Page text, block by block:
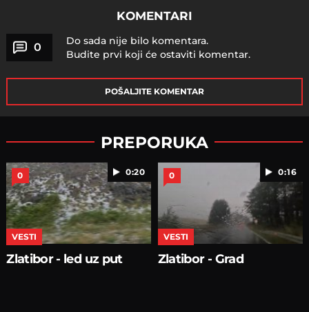
KOMENTARI
0
Do sada nije bilo komentara.
Budite prvi koji će ostaviti komentar.
POŠALJITE KOMENTAR
PREPORUKA
0:20
0
VESTI
Zlatibor - led uz put
0:16
0
VESTI
Zlatibor - Grad